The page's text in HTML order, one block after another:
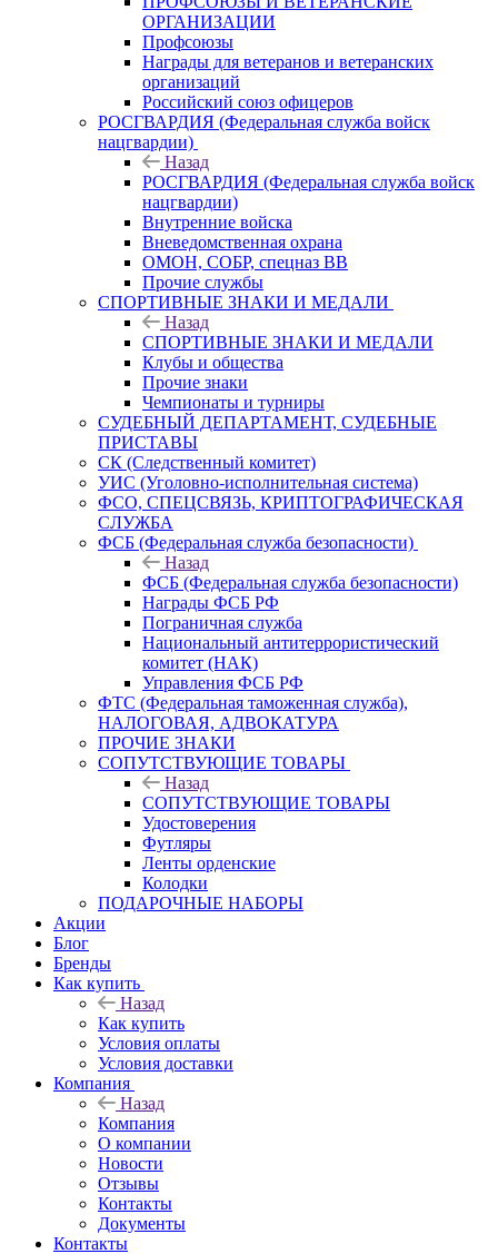
ОРГАНИЗАЦИИ
Профсоюзы
Награды для ветеранов и ветеранских
организаций
Российский союз офицеров
РОСГВАРДИЯ (Федеральная служба войск
нацгвардии)
Назад
РОСГВАРДИЯ (Федеральная служба войск
нацгвардии)
Внутренние войска
Вневедомственная охрана
ОМОН, СОБР, спецназ ВВ
Прочие службы
СПОРТИВНЫЕ ЗНАКИ И МЕДАЛИ
Назад
СПОРТИВНЫЕ ЗНАКИ И МЕДАЛИ
Клубы и общества
Прочие знаки
Чемпионаты и турниры
СУДЕБНЫЙ ДЕПАРТАМЕНТ, СУДЕБНЫЕ
ПРИСТАВЫ
СК (Следственный комитет)
УИС (Уголовно-исполнительная система)
ФСО, СПЕЦСВЯЗЬ, КРИПТОГРАФИЧЕСКАЯ
СЛУЖБА
ФСБ (Федеральная служба безопасности)
Назад
ФСБ (Федеральная служба безопасности)
Награды ФСБ РФ
Пограничная служба
Национальный антитеррористический
комитет (НАК)
Управления ФСБ РФ
ФТС (Федеральная таможенная служба),
НАЛОГОВАЯ, АДВОКАТУРА
ПРОЧИЕ ЗНАКИ
СОПУТСТВУЮЩИЕ ТОВАРЫ
Назад
СОПУТСТВУЮЩИЕ ТОВАРЫ
Удостоверения
Футляры
Ленты орденские
Колодки
ПОДАРОЧНЫЕ НАБОРЫ
Акции
Блог
Бренды
Как купить
Назад
Как купить
Условия оплаты
Условия доставки
Компания
Назад
Компания
О компании
Новости
Отзывы
Контакты
Документы
Контакты